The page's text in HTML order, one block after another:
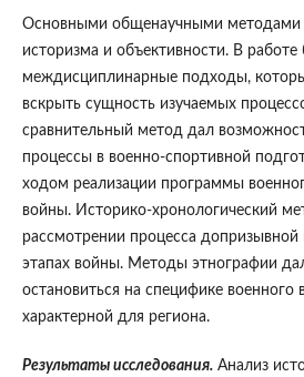
Основными общенаучными методами
историзма и объективности. В
междисциплинарные подходы,
вскрыть сущность изучаемых
сравнительный метод дал
процессы в военно-спортивной
ходом реализации программы
войны. Историко-хронологический
рассмотрении процесса допризывной
этапах войны. Методы этнографии
остановиться на специфике военного
характерной для региона.
Результаты исследования.Анализ